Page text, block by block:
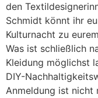
den
Schmidt könnt ihr
Kulturnacht zu
Was ist schließlich
Kleidung möglichst
DIY-
Anmeldung ist nicht